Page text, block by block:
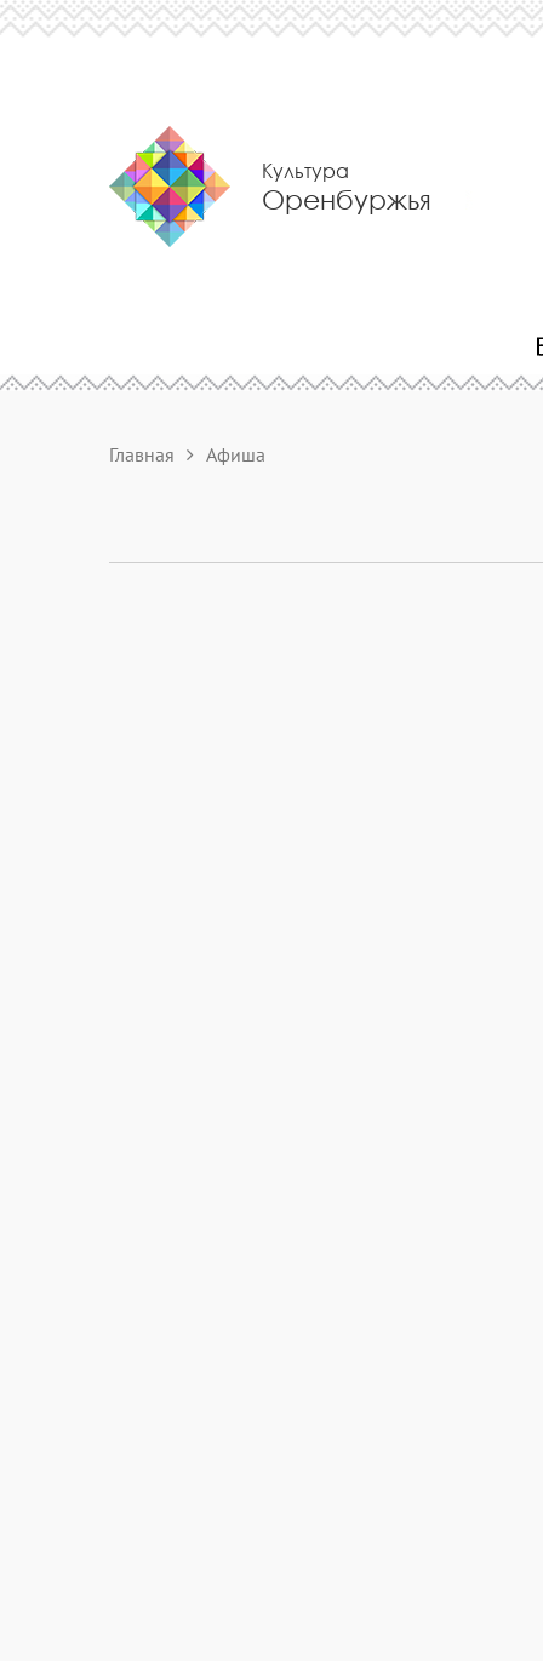
Культура
Оренбуржья
Главная Афиша